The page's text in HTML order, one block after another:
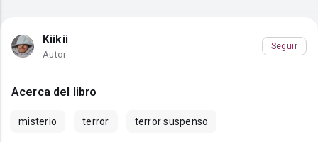
Kiikii
Autor
Seguir
Acerca del libro
misterio terror terror suspenso